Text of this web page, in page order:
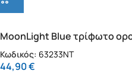
MoonLight Blue τρίφωτο
Κωδικός: 63233NT
44,90€